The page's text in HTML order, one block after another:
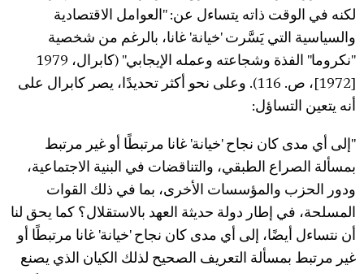
لكنه في الوقت ذاته يتساءل عن: "العوامل الاقتصادية
والسياسية التي يَسَّرت 'خيانة' غانا، بالرغم من شخصية
"نكروما" الفذة وشجاعته وعمله الإيجابي" (كابرال، 1979
[1972]، ص. 116). وعلى نحو أكثر تحديدًا، يصر كابرال على
أنه يتعين التساؤل:
"إلى أي مدى كان نجاح 'خيانة' غانا مرتبطًا أو غير مرتبط
بمسألة الصراع الطبقي، والتناقضات في البنية الاجتماعية،
ودور الحزب والمؤسسات الأخرى، بما في ذلك القوات
المسلحة، في إطار دولة حديثة العهد بالاستقلال؟ كما يحق لنا
أن نتساءل أيضًا، إلى أي مدى كان نجاح 'خيانة' غانا مرتبطًا أو
غير مرتبط بمسألة التعريف الصحيح لذلك الكيان الذي يصنع